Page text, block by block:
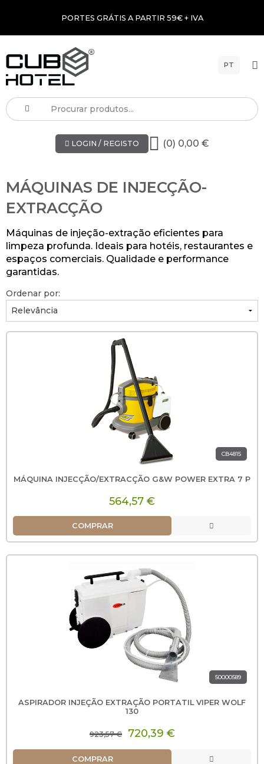
PORTES GRÁTIS A PARTIR 59€ + IVA
PT
LOGIN / REGISTO (0) 0,00 €
MÁQUINAS DE INJECÇÃO-
EXTRACÇÃO
Máquinas de injeção-extração eficientes para
limpeza profunda. Ideais para hotéis, restaurantes e
espaços comerciais. Qualidade e performance
garantidas.
Ordenar por:
CB4815
MÁQUINA INJECÇÃO/EXTRACÇÃO G&W POWER EXTRA 7 P
564,57 €
COMPRAR
50000589
ASPIRADOR INJEÇÃO EXTRAÇÃO PORTATIL VIPER WOLF
130
923,57 € 720,39 €
COMPRAR